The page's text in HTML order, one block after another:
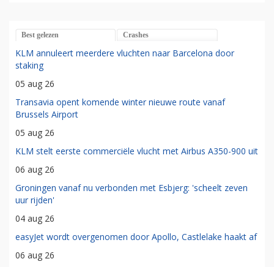
Best gelezen Crashes
KLM annuleert meerdere vluchten naar Barcelona door
staking
05 aug 26
Transavia opent komende winter nieuwe route vanaf
Brussels Airport
05 aug 26
KLM stelt eerste commerciële vlucht met Airbus A350-900 uit
06 aug 26
Groningen vanaf nu verbonden met Esbjerg: 'scheelt zeven
uur rijden'
04 aug 26
easyJet wordt overgenomen door Apollo, Castlelake haakt af
06 aug 26